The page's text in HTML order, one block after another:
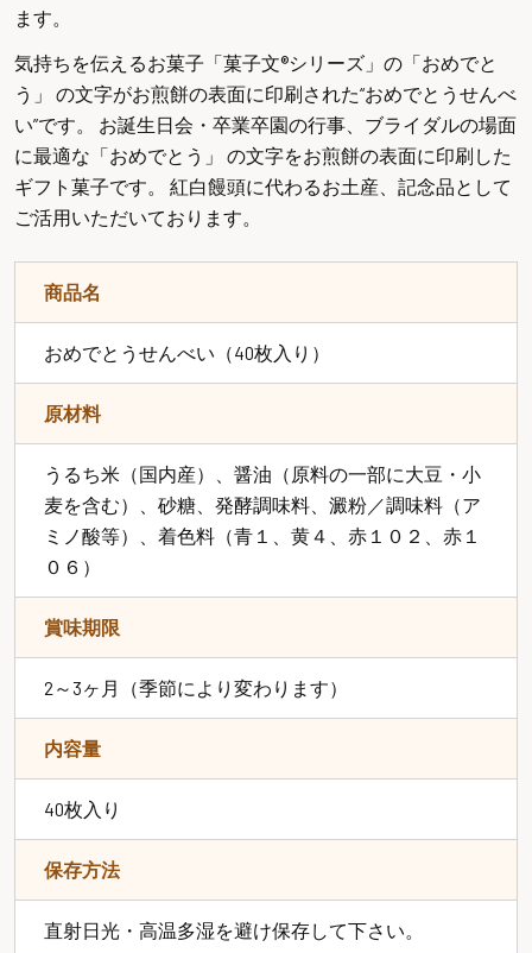
ます。
気持ちを伝えるお菓子「菓子文®シリーズ」の「おめでと
う」 の文字がお煎餅の表面に印刷された“おめでとうせんべ
い”です。 お誕生日会・卒業卒園の行事、ブライダルの場面
に最適な「おめでとう」 の文字をお煎餅の表面に印刷した
ギフト菓子です。 紅白饅頭に代わるお土産、記念品として
ご活用いただいております。
商品名
おめでとうせんべい（40枚入り）
原材料
うるち米（国内産）、醤油（原料の一部に大豆・小
麦を含む）、砂糖、発酵調味料、澱粉／調味料（ア
ミノ酸等）、着色料（青１、黄４、赤１０２、赤１
０６）
賞味期限
2～3ヶ月（季節により変わります）
内容量
40枚入り
保存方法
直射日光・高温多湿を避け保存して下さい。